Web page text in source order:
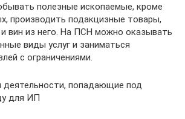
полезные ископаемые, кроме
производить подакцизные товары,
вин из него. На ПСН можно оказывать
виды услуг и заниматься
с ограничениями.
попадающие под
для ИП